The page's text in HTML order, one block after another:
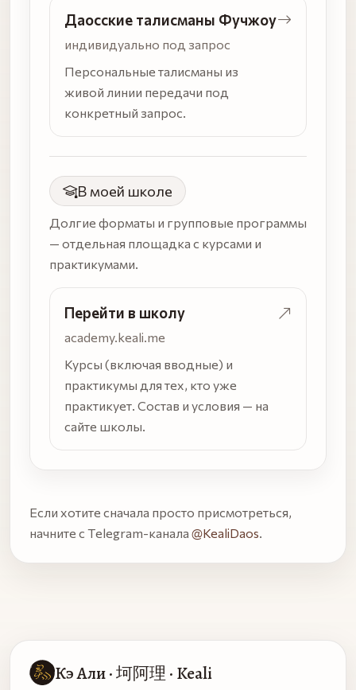
Даосские талисманы Фучжоу
индивидуально под запрос
Персональные талисманы из
живой линии передачи под
конкретный запрос.
В моей школе
Долгие форматы и групповые программы
— отдельная площадка с курсами и
практикумами.
Перейти в школу
academy.keali.me
Курсы (включая вводные) и
практикумы для тех, кто уже
практикует. Состав и условия — на
сайте школы.
Если хотите сначала просто присмотреться,
начните с Telegram-канала @KealiDaos.
Кэ Али · 坷阿理 · Keali